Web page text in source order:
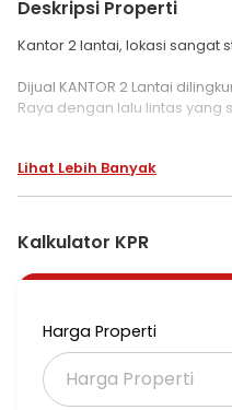
Deskripsi Properti
Kantor 2 lantai, lokasi sangat
Dijual KANTOR 2 Lantai
Raya dengan lalu lintas yang
lantai 2
status Hgb
air pam
Lokasi sangat strategis,
TANJUNG PRIOK.
Lihat Lebih Banyak
Kalkulator KPR
Harga Properti